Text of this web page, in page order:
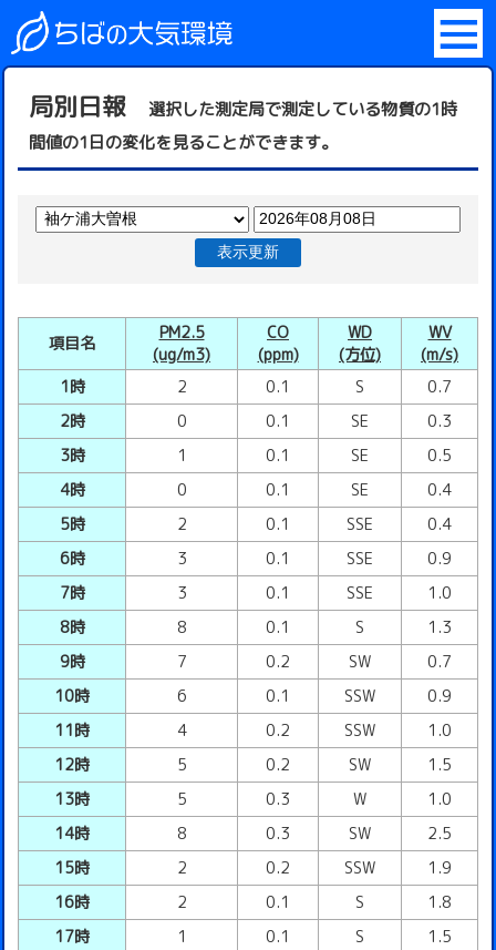
局別日報
選択した測定局で測定している物質の1時
間値の1日の変化を見ることができます。
表示更新
項目名
PM2.5
(ug/m3)
CO
(ppm)
WD
(方位)
WV
(m/s)
1時
2 0.1 S
0.7
2時
0 0.1 SE
0.3
3時
1 0.1 SE
0.5
4時
0 0.1 SE
0.4
5時
2 0.1 SSE
0.4
6時
3 0.1 SSE
0.9
7時
3 0.1 SSE
1.0
8時
8 0.1 S
1.3
9時
7 0.2 SW
0.7
10時
6 0.1 SSW
0.9
11時
4 0.2 SSW
1.0
12時
5 0.2 SW
1.5
13時
5 0.3 W
1.0
14時
8 0.3 SW
2.5
15時
2 0.2 SSW
1.9
16時
2 0.1 S
1.8
17時
1 0.1 S
1.5